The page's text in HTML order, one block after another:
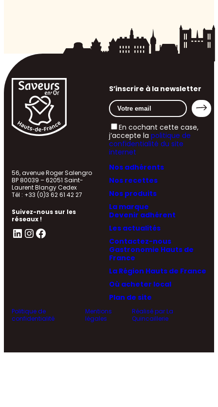
Nos adhérents
Nos recettes
Nos produits
La marque
Devenir adhérent
Les actualités
Contactez-nous
Gastronomie Hauts de
France
La Région Hauts de France
Où acheter local
Plan de site
56, avenue Roger Salengro
BP 80039 – 62051 Saint-
Laurent Blangy Cedex
Tél : +33 (0)3 62 61 42 27
Suivez-nous sur les
réseaux !
LinkedIn InstagramFacebook
S’inscrire à la newsletter
En cochant cette case,
j’accepte la politique de
confidentialité du site
internet
Politique de
confidentialité
Mentions
légales
Réalisé par La
Quincaillerie